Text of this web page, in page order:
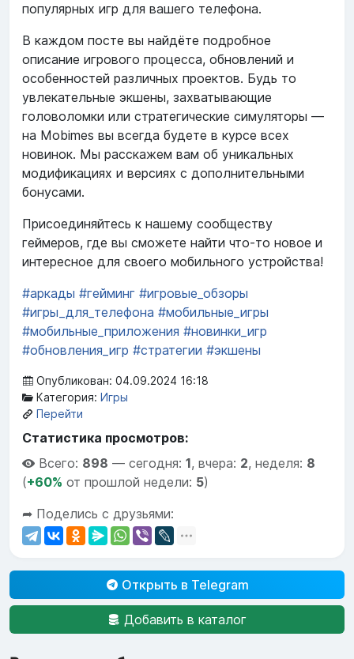
популярных игр для вашего телефона.
В каждом посте вы найдёте подробное
описание игрового процесса, обновлений и
особенностей различных проектов. Будь то
увлекательные экшены, захватывающие
головоломки или стратегические симуляторы —
на Mobimes вы всегда будете в курсе всех
новинок. Мы расскажем вам об уникальных
модификациях и версиях с дополнительными
бонусами.
Присоединяйтесь к нашему сообществу
геймеров, где вы сможете найти что-то новое и
интересное для своего мобильного устройства!
#аркады #гейминг #игровые_обзоры
#игры_для_телефона #мобильные_игры
#мобильные_приложения #новинки_игр
#обновления_игр #стратегии #экшены
Опубликован: 04.09.2024 16:18
Категория: Игры
Перейти
Статистика просмотров:
Всего: 898 — сегодня: 1, вчера: 2, неделя: 8
(+60% от прошлой недели: 5)
➦ Поделись с друзьями:
Открыть в Telegram
Добавить в каталог